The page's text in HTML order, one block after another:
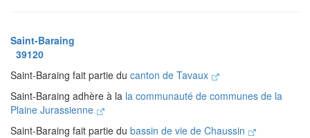
Saint-Baraing
39120
Saint-Baraing fait partie du canton de Tavaux
Saint-Baraing adhère à la la communauté de communes de la
Plaine Jurassienne
Saint-Baraing fait partie du bassin de vie de Chaussin